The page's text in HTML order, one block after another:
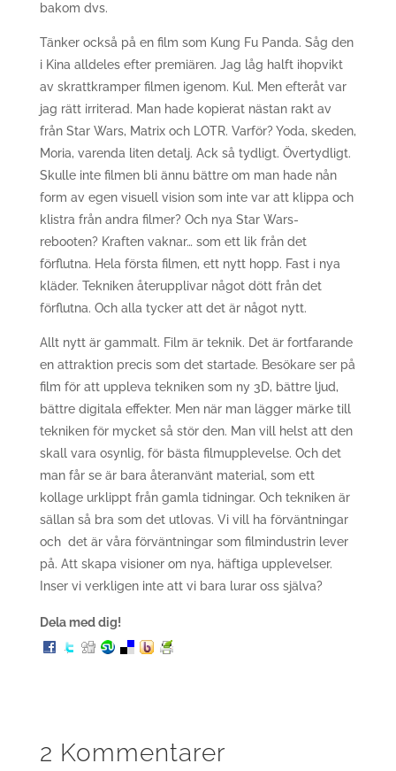
bakom dvs.
Tänker också på en film som Kung Fu Panda. Såg den
i Kina alldeles efter premiären. Jag låg halft ihopvikt
av skrattkramper filmen igenom. Kul. Men efteråt var
jag rätt irriterad. Man hade kopierat nästan rakt av
från Star Wars, Matrix och LOTR. Varför? Yoda, skeden,
Moria, varenda liten detalj. Ack så tydligt. Övertydligt.
Skulle inte filmen bli ännu bättre om man hade nån
form av egen visuell vision som inte var att klippa och
klistra från andra filmer? Och nya Star Wars-
rebooten? Kraften vaknar… som ett lik från det
förflutna. Hela första filmen, ett nytt hopp. Fast i nya
kläder. Tekniken återupplivar något dött från det
förflutna. Och alla tycker att det är något nytt.
Allt nytt är gammalt. Film är teknik. Det är fortfarande
en attraktion precis som det startade. Besökare ser på
film för att uppleva tekniken som ny 3D, bättre ljud,
bättre digitala effekter. Men när man lägger märke till
tekniken för mycket så stör den. Man vill helst att den
skall vara osynlig, för bästa filmupplevelse. Och det
man får se är bara återanvänt material, som ett
kollage urklippt från gamla tidningar. Och tekniken är
sällan så bra som det utlovas. Vi vill ha förväntningar
och det är våra förväntningar som filmindustrin lever
på. Att skapa visioner om nya, häftiga upplevelser.
Inser vi verkligen inte att vi bara lurar oss själva?
Dela med dig!
2 Kommentarer